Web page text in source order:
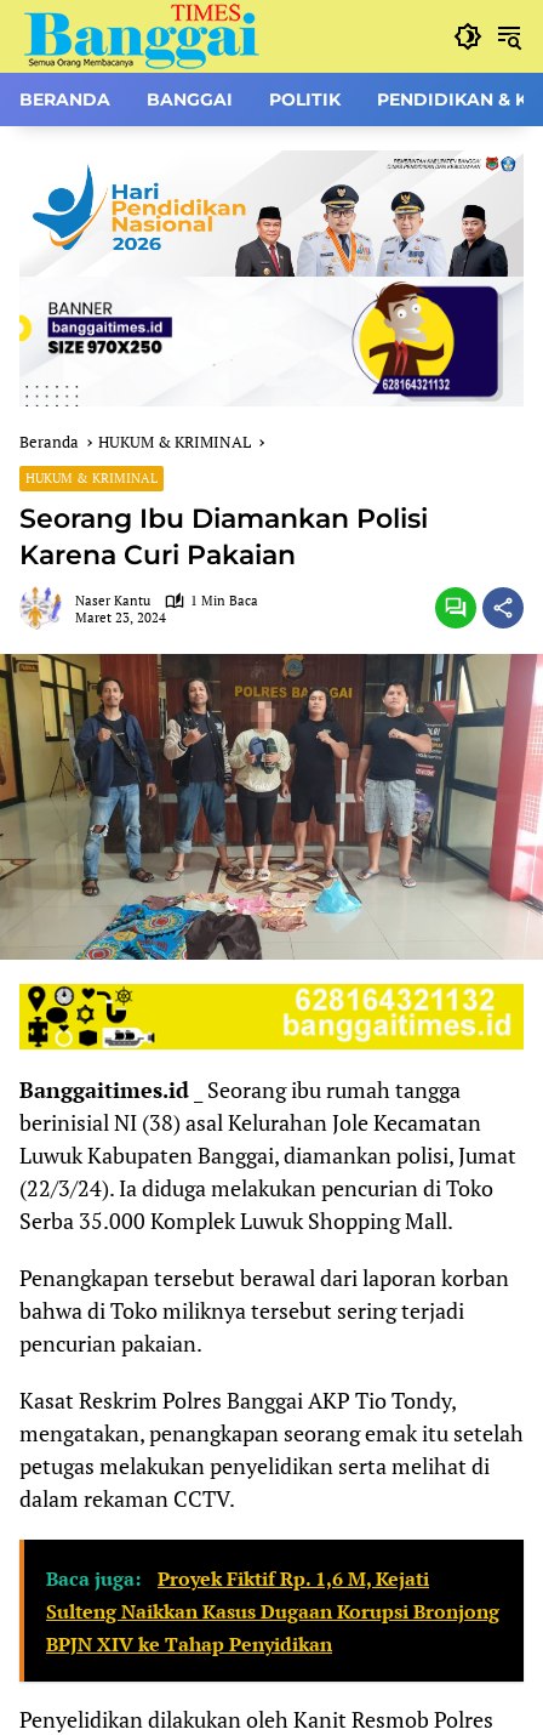
Langsung
konten
BERANDA BANGGAI POLITIK PENDIDIKAN &
Beranda HUKUM & KRIMINAL
HUKUM & KRIMINAL
Seorang Ibu Diamankan Polisi
Karena Curi Pakaian
Naser Kantu
1 Min Baca
Maret 23, 2024
Banggaitimes.id _ Seorang ibu rumah tangga
berinisial NI (38) asal Kelurahan Jole Kecamatan
Luwuk Kabupaten Banggai, diamankan polisi, Jumat
(22/3/24). Ia diduga melakukan pencurian di Toko
Serba 35.000 Komplek Luwuk Shopping Mall.
Penangkapan tersebut berawal dari laporan korban
bahwa di Toko miliknya tersebut sering terjadi
pencurian pakaian.
Kasat Reskrim Polres Banggai AKP Tio Tondy,
mengatakan, penangkapan seorang emak itu setelah
petugas melakukan penyelidikan serta melihat di
dalam rekaman CCTV.
Baca juga:
Proyek Fiktif Rp. 1,6 M, Kejati
Sulteng Naikkan Kasus Dugaan Korupsi Bronjong
BPJN XIV ke Tahap Penyidikan
Penyelidikan dilakukan oleh Kanit Resmob Polres